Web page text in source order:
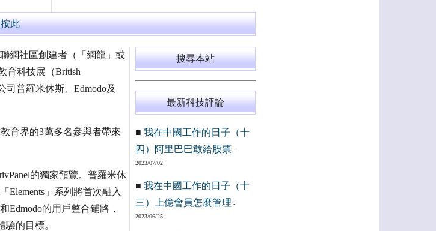
按此
網社區創建者（「網龍」或
育科技展（British
司普羅米休斯、Edmodo及
育界的3萬多名參與者帶來
的獨家預覽。普羅米休
Elements」系列將首次融入
Edmodo的用戶整合鋪路，
的目標。
搜尋本站
最新科技評論
■ 我在中國工作的日子（十
四）阿里巴巴敢給股票-
2023/07/02
■ 我在中國工作的日子（十
三）上億會員怎麼管理 -
2023/06/25